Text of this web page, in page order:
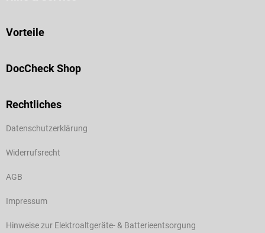
Vorteile
DocCheck Shop
Rechtliches
Datenschutzerklärung
Widerrufsrecht
AGB
Impressum
Hinweise zur Elektroaltgeräte- & Batterieentsorgung